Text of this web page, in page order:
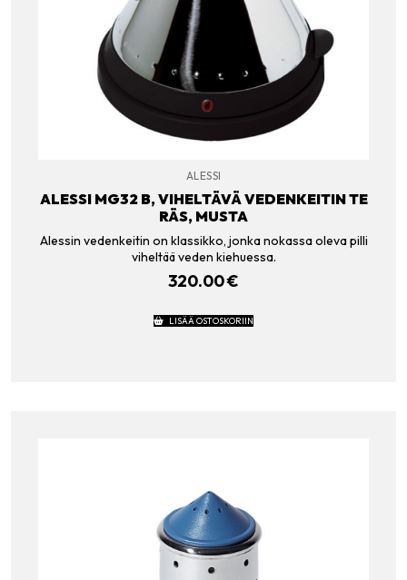
ALESSI
ALESSI MG32 B, VIHELTÄVÄ VEDENKEITIN TE
RÄS, MUSTA
Alessin vedenkeitin on klassikko, jonka nokassa oleva pilli
viheltää veden kiehuessa.
320.00€
LISÄÄ OSTOSKORIIN